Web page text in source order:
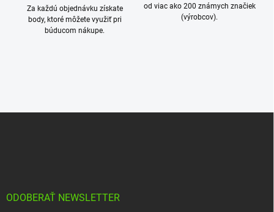
Za každú objednávku získate
body, ktoré môžete využiť pri
búducom nákupe.
od viac ako 200 známych značiek
(výrobcov).
ODOBERAŤ NEWSLETTER